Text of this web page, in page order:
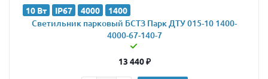
10 Вт IP67 4000 1400
Светильник парковый БСТЗ Парк ДТУ 015-10 1400-
4000-67-140-7
13 440₽